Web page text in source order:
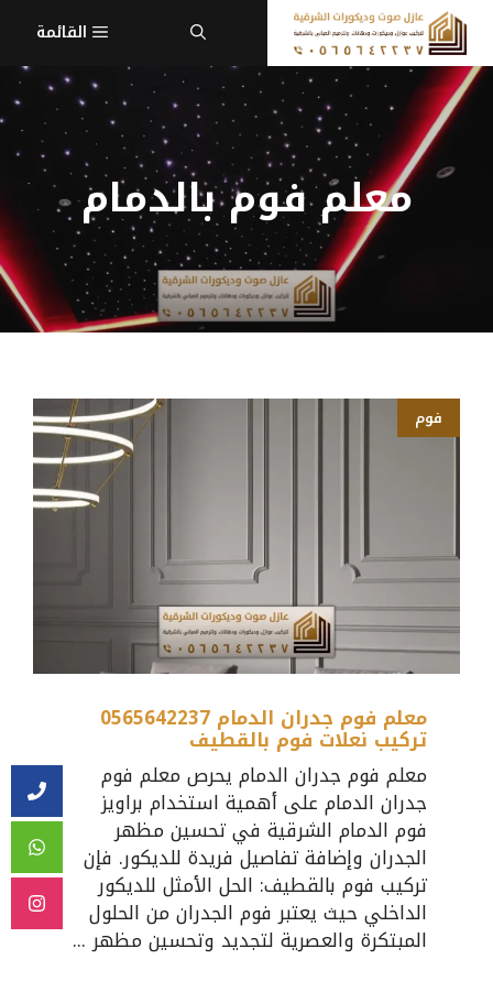
انتقل
إلى
المحتوى
القائمة
معلم فوم بالدمام
فوم
معلم فوم جدران الدمام 0565642237
تركيب نعلات فوم بالقطيف
معلم فوم جدران الدمام يحرص معلم فوم
جدران الدمام على أهمية استخدام براويز
فوم الدمام الشرقية في تحسين مظهر
الجدران وإضافة تفاصيل فريدة للديكور. فإن
تركيب فوم بالقطيف: الحل الأمثل للديكور
الداخلي حيث يعتبر فوم الجدران من الحلول
المبتكرة والعصرية لتجديد وتحسين مظهر ...